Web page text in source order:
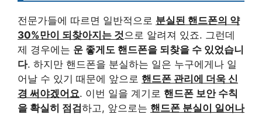
전문가들에 따르면 일반적으로 분실된 핸드폰의 약
30%만이 되찾아지는 것으로 알려져 있죠. 그런데
제 경우에는 운 좋게도 핸드폰을 되찾을 수 있었습니
다. 하지만 핸드폰을 분실하는 일은 누구에게나 일
어날 수 있기 때문에 앞으로 핸드폰 관리에 더욱 신
경 써야겠어요. 이번 일을 계기로 핸드폰 보안 수칙
을 확실히 점검하고, 앞으로는 핸드폰 분실이 일어나